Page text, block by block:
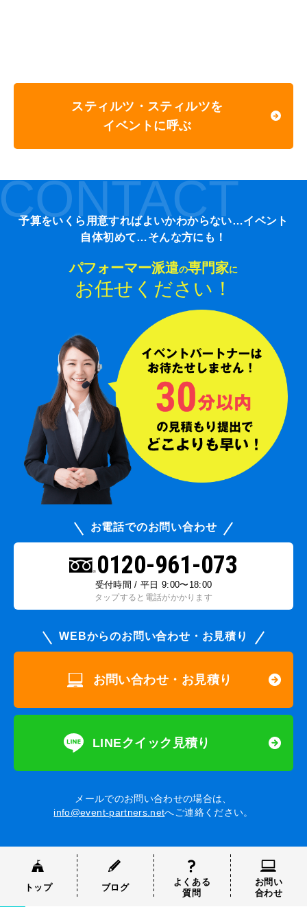
スティルツ・スティルツを
イベントに呼ぶ
予算をいくら用意すればよいかわからない…イベント
自体初めて…そんな方にも！
パフォーマー派遣の専門家に
お任せください！
お電話でのお問い合わせ
0120-961-073
受付時間 / 平日 9:00〜18:00
タップすると電話がかかります
WEBからのお問い合わせ・お見積り
お問い合わせ・お見積り
LINEクイック見積り
メールでのお問い合わせの場合は、
info@event-partners.netへご連絡ください。
トップ ブログ
よくある
質問
お問い
合わせ